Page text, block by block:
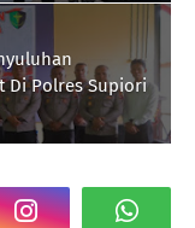
Di Polres Supiori